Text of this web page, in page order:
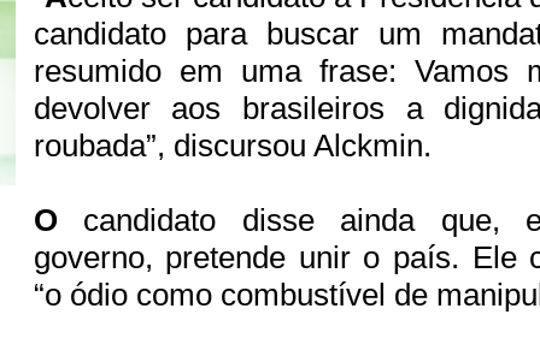
candidato para buscar um
resumido em uma frase: Vamos
devolver aos brasileiros a
roubada”, discursou Alckmin.
O candidato disse ainda que,
governo, pretende unir o país. Ele
“o ódio como combustível de